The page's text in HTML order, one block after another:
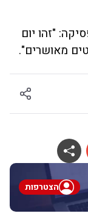
"זהו יום
מאושרים".
הצטרפות